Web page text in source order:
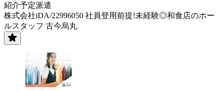
紹介予定派遣
株式会社iDA/22996050 社員登用前提!未経験◎和食店のホー
ルスタッフ 古今烏丸